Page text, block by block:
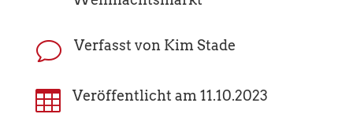
v Verfasst von Kim Stade
 Veröffentlicht am 11.10.2023